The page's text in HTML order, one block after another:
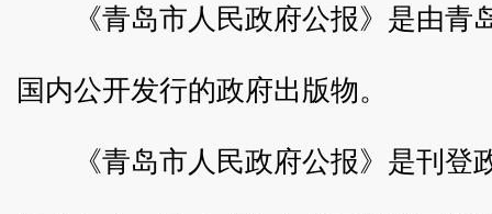
《青岛市人民政府公报》是由
国内公开发行的政府出版物。
《青岛市人民政府公报》是刊